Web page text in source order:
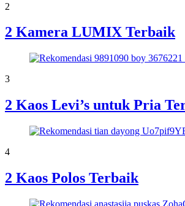
2
2 Kamera LUMIX Terbaik
3
2 Kaos Levi’s untuk Pria
4
2 Kaos Polos Terbaik